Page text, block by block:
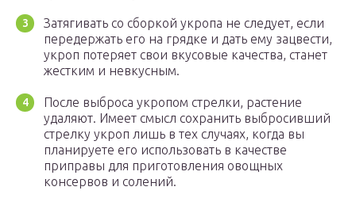
Затягивать со сборкой укропа не следует, если
передержать его на грядке и дать ему зацвести,
укроп потеряет свои вкусовые качества, станет
жестким и невкусным.
После выброса укропом стрелки, растение
удаляют. Имеет смысл сохранить выбросивший
стрелку укроп лишь в тех случаях, когда вы
планируете его использовать в качестве
приправы для приготовления овощных
консервов и солений.